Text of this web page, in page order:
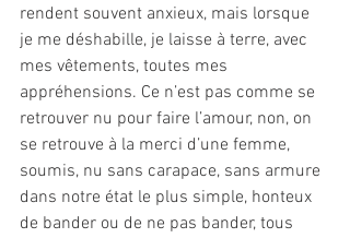
rendent souvent anxieux, mais lorsque
je me déshabille, je laisse à terre, avec
mes vêtements, toutes mes
appréhensions. Ce n’est pas comme se
retrouver nu pour faire l’amour, non, on
se retrouve à la merci d’une femme,
soumis, nu sans carapace, sans armure
dans notre état le plus simple, honteux
de bander ou de ne pas bander, tous